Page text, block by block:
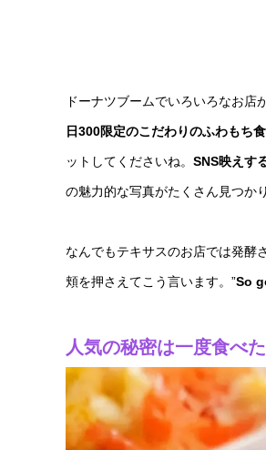
ドーナツブームでいろいろなお店
日300限定のこだわりのふわもち
ットしてくださいね。 SNS映えす
の魅力的な写真がたくさん見つか
なんでもテキサスのお店では発酵
頬を押さえてこう言います。”So
人気の秘密は一度食べ